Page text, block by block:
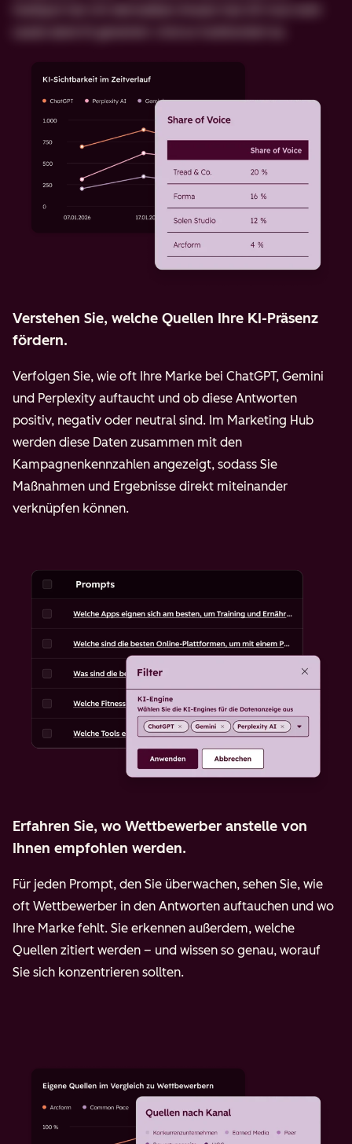
Verstehen Sie, welche Quellen Ihre KI-Präsenz
fördern.
Verfolgen Sie, wie oft Ihre Marke bei ChatGPT, Gemini
und Perplexity auftaucht und ob diese Antworten
positiv, negativ oder neutral sind. Im Marketing Hub
werden diese Daten zusammen mit den
Kampagnenkennzahlen angezeigt, sodass Sie
Maßnahmen und Ergebnisse direkt miteinander
verknüpfen können.
Erfahren Sie, wo Wettbewerber anstelle von
Ihnen empfohlen werden.
Für jeden Prompt, den Sie überwachen, sehen Sie, wie
oft Wettbewerber in den Antworten auftauchen und wo
Ihre Marke fehlt. Sie erkennen außerdem, welche
Quellen zitiert werden – und wissen so genau, worauf
Sie sich konzentrieren sollten.